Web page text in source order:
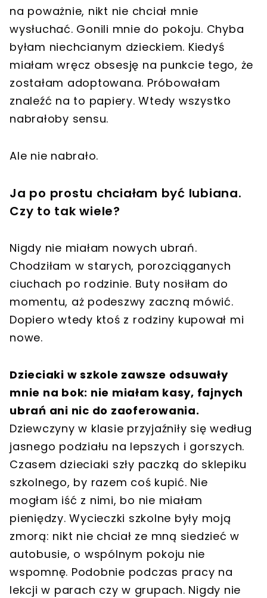
na poważnie, nikt nie chciał mnie
wysłuchać. Gonili mnie do pokoju. Chyba
byłam niechcianym dzieckiem. Kiedyś
miałam wręcz obsesję na punkcie tego, że
zostałam adoptowana. Próbowałam
znaleźć na to papiery. Wtedy wszystko
nabrałoby sensu.
Ale nie nabrało.
Ja po prostu chciałam być lubiana.
Czy to tak wiele?
Nigdy nie miałam nowych ubrań.
Chodziłam w starych, porozciąganych
ciuchach po rodzinie. Buty nosiłam do
momentu, aż podeszwy zaczną mówić.
Dopiero wtedy ktoś z rodziny kupował mi
nowe.
Dzieciaki w szkole zawsze odsuwały
mnie na bok: nie miałam kasy, fajnych
ubrań ani nic do zaoferowania.
Dziewczyny w klasie przyjaźniły się według
jasnego podziału na lepszych i gorszych.
Czasem dzieciaki szły paczką do sklepiku
szkolnego, by razem coś kupić. Nie
mogłam iść z nimi, bo nie miałam
pieniędzy. Wycieczki szkolne były moją
zmorą: nikt nie chciał ze mną siedzieć w
autobusie, o wspólnym pokoju nie
wspomnę. Podobnie podczas pracy na
lekcji w parach czy w grupach. Nigdy nie